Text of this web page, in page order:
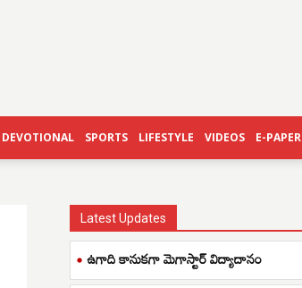
DEVOTIONAL SPORTS LIFESTYLE VIDEOS E-PAPER
Latest Updates
ఉగాది కానుకగా మెగాస్టార్ విద్యాదానం